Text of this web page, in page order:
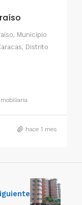
Municipio
Distrito
hace 1 mes